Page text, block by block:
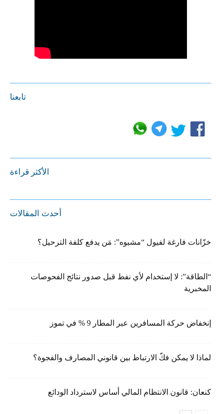
تابعنا
الأكثر قراءة
أحدث المقالات
خزّانات فارغة لفيول “مشبوه”: مَن يدفع كلفة الترحيل؟
“الطاقة”: لا إستخدام لأي نفط قبل صدور نتائج الفحوصات
المخبرية
إنخفاض حركة المسافرين عبر المطار 9 % في تموز
لماذا لا يمكن فكّ الارتباط بين قانوني المصارف والفجوة؟
كنعان: قانون الانتظام المالي أساس لاسترداد الودائع